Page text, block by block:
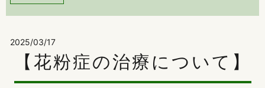
2025/03/17
【花粉症の治療について】